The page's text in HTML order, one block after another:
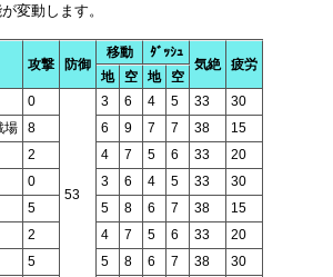
変動します。
攻撃 防御
移動 ﾀﾞｯｼｭ
気絶 疲労
地 空 地
空
0
53
3 6 4 5 33
30
場
8 6 9 7 7 38
15
2 4 7 5 6 33
20
0 3 6 4 5 33
30
5 5 8 6 7 38
15
2 4 7 5 6 33
20
5 5 8 6 7 38
30